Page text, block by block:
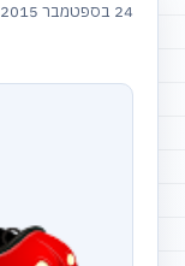
24 בספטמבר 2015